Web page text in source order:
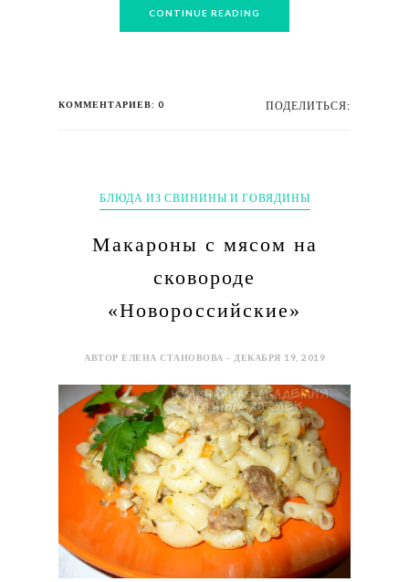
CONTINUE READING
КОММЕНТАРИЕВ: 0 ПОДЕЛИТЬСЯ:
БЛЮДА ИЗ СВИНИНЫ И ГОВЯДИНЫ
Макароны с мясом на
сковороде
«Новороссийские»
АВТОР ЕЛЕНА СТАНОВОВА - ДЕКАБРЯ 19, 2019